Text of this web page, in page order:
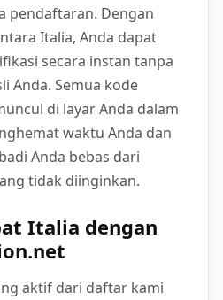
pendaftaran. Dengan
Italia, Anda dapat
secara instan tanpa
Anda. Semua kode
di layar Anda dalam
waktu Anda dan
Anda bebas dari
tidak diinginkan.
Italia dengan
aktif dari daftar kami